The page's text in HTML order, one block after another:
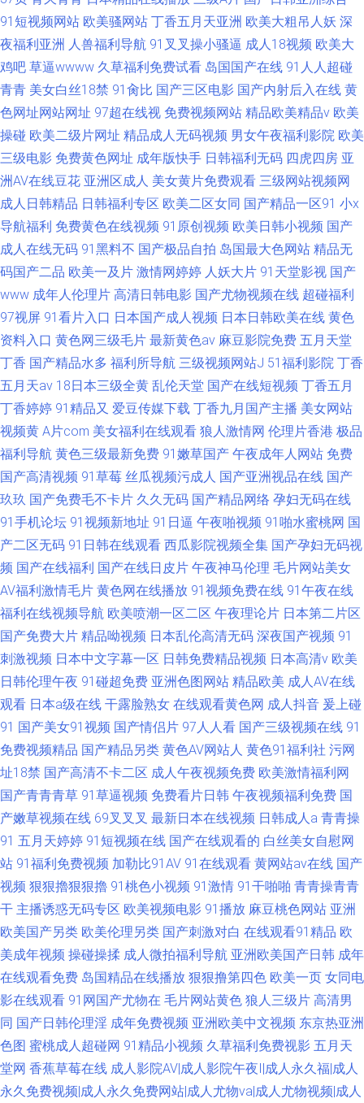
91短视频网站 欧美骚网站 丁香五月天亚洲 欧美大粗吊人妖 深
夜福利亚洲 人兽福利导航 91叉叉操小骚逼 成人18视频 欧美大
鸡吧 草逼wwww 久草福利免费试看 岛国国产在线 91人人超碰
青青 美女白丝18禁 91肏比 国产三区电影 国产内射后入在线 黄
色网址网站网址 97超在线视 免费视频网站 精品欧美精品v 欧美
操碰 欧美二级片网址 精品成人无码视频 男女午夜福利影院 欧美
三级电影 免费黄色网址 成年版快手 日韩福利无码 四虎四房 亚
洲AV在线豆花 亚洲区成人 美女黄片免费观看 三级网站视频网
成人日韩精品 日韩福利专区 欧美二区女同 国产精品一区91 小x
导航福利 免费黄色在线视频 91原创视频 欧美日韩小视频 国产
成人在线无码 91黑料不 国产极品自拍 岛国最大色网站 精品无
码国产二品 欧美一及片 激情网婷婷 人妖大片 91天堂影视 国产
www 成年人伦理片 高清日韩电影 国产尤物视频在线 超碰福利
97视屏 91看片入口 日本国产成人视频 日本日韩欧美在线 黄色
资料入口 黄色网三级毛片 最新黄色av 麻豆影院免费 五月天堂
丁香 国产精品水多 福利所导航 三级视频网站J 51福利影院 丁香
五月天av 18日本三级全黄 乱伦天堂 国产在线短视频 丁香五月
丁香婷婷 91精品又 爱豆传媒下载 丁香九月国产主播 美女网站
视频黄 A片com 美女福利在线观看 狼人激情网 伦理片香港 极品
福利导航 黄色三级最新免费 91嫩草国产 午夜成年人网站 免费
国产高清视频 91草莓 丝瓜视频污成人 国产亚洲视品在线 国产
玖玖 国产免费毛不卡片 久久无码 国产精品网络 孕妇无码在线
91手机论坛 91视频新地址 91日逼 午夜啪视频 91啪水蜜桃网 国
产二区无码 91日韩在线观看 西瓜影院视频全集 国产孕妇无码视
频 国产在线福利 国产在线日皮片 午夜神马伦理 毛片网站美女
AV福利激情毛片 黄色网在线播放 91视频免费在线 91午夜在线
福利在线视频导航 欧美喷潮一区二区 午夜理论片 日本第二片区
国产免费大片 精品呦视频 日本乱伦高清无码 深夜国产视频 91
刺激视频 日本中文字幕一区 日韩免费精品视频 日本高清v 欧美
日韩伦理午夜 91碰超免费 亚洲色图网站 精品欧美 成人AV在线
观看 日本a级在线 干露脸熟女 在线观看黄色网 成人抖音 爰上碰
91 国产美女91视频 国产情侣片 97人人看 国产三级视频在线 91
免费视频精品 国产精品另类 黄色AV网站人 黄色91福利社 污网
址18禁 国产高清不卡二区 成人午夜视频免费 欧美激情福利网
国产青青青草 91草逼视频 免费看片日韩 午夜视频福利免费 国
产嫩草视频在线 69叉叉叉 最新日本在线视频 日韩成人a 青青操
91 五月天婷婷 91短视频在线 国产在线观看的 白丝美女自慰网
站 91福利免费视频 加勒比91AV 91在线观看 黄网站av在线 国产
视频 狠狠擼狠狠擼 91桃色小视频 91激情 91干啪啪 青青操青青
干 主播诱惑无码专区 欧美视频电影 91播放 麻豆桃色网站 亚洲
欧美国产另类 欧美伦理另类 国产刺激对白 在线观看91精品 欧
美成年视频 操碰操揉 成人微拍福利导航 亚洲欧美国产日韩 成年
在线观看免费 岛国精品在线播放 狠狠撸第四色 欧美一页 女同电
影在线观看 91网国产尤物在 毛片网站黄色 狼人三级片 高清男
同 国产日韩伦理淫 成年免费视频 亚洲欧美中文视频 东京热亚洲
色图 蜜桃成人超碰网 91精品小视频 久草福利免费视影 五月天
堂网 香蕉草莓在线 成人影院AV|成人影院午夜I|成人永久福|成人
永久免费视频|成人永久免费网站|成人尤物va|成人尤物视频|成人